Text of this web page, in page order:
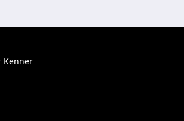
Kenner